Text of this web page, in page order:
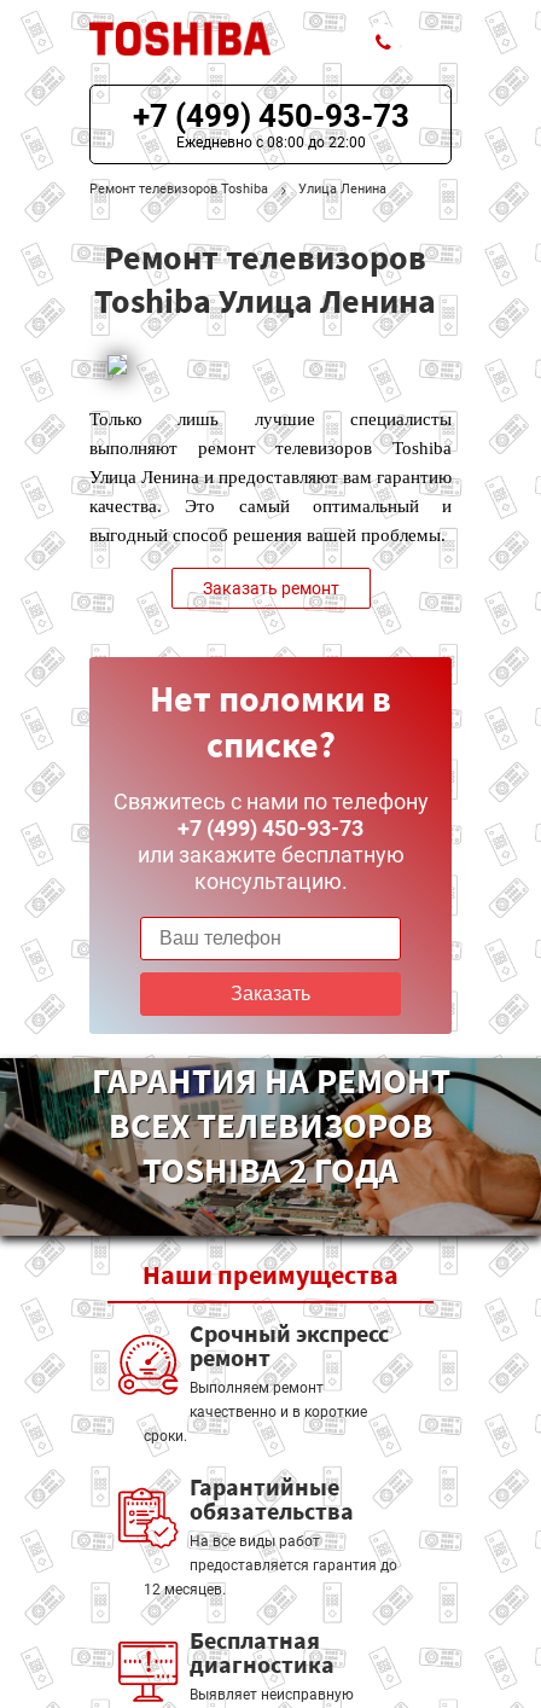
ЦЕНЫ НА РЕМОНТ
О СЕРВИСЕ
МОДЕЛИ TOSHIBA
НАШИ КОНТАКТЫ
+7 (499) 450-93-73
Ежедневно с 08:00 до 22:00
Ремонт телевизоров Toshiba Улица Ленина
Ремонт телевизоров
Toshiba Улица Ленина
Только лишь лучшие специалисты
выполняют ремонт телевизоров Toshiba
Улица Ленина и предоставляют вам гарантию
качества. Это самый оптимальный и
выгодный способ решения вашей проблемы.
Заказать ремонт
Нет поломки в
списке?
Свяжитесь с нами по телефону
+7 (499) 450-93-73
или закажите бесплатную
консультацию.
Заказать
ГАРАНТИЯ НА РЕМОНТ
ВСЕХ ТЕЛЕВИЗОРОВ
TOSHIBA 2 ГОДА
Нашипреимущества
Срочный экспресс
ремонт
Выполняем ремонт
качественно и в короткие
сроки.
Гарантийные
обязательства
На все виды работ
предоставляется гарантия до
12 месяцев.
Бесплатная
диагностика
Выявляет неисправную